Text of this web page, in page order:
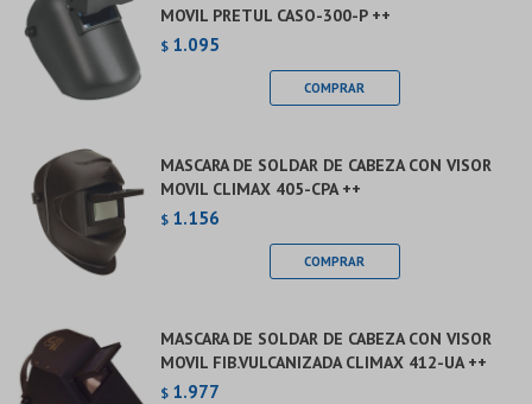
MOVIL PRETUL CASO-300-P ++
$ 1.095
MASCARA DE SOLDAR DE CABEZA CON VISOR
MOVIL CLIMAX 405-CPA ++
$ 1.156
MASCARA DE SOLDAR DE CABEZA CON VISOR
MOVIL FIB.VULCANIZADA CLIMAX 412-UA ++
$ 1.977